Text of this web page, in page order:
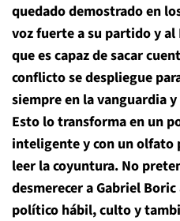
quedado demostrado en
voz fuerte a su partido y
que es capaz de sacar
conflicto se despliegue
siempre en la vanguardia
Esto lo transforma en un
inteligente y con un olfato
leer la coyuntura. No
desmerecer a Gabriel
político hábil, culto y